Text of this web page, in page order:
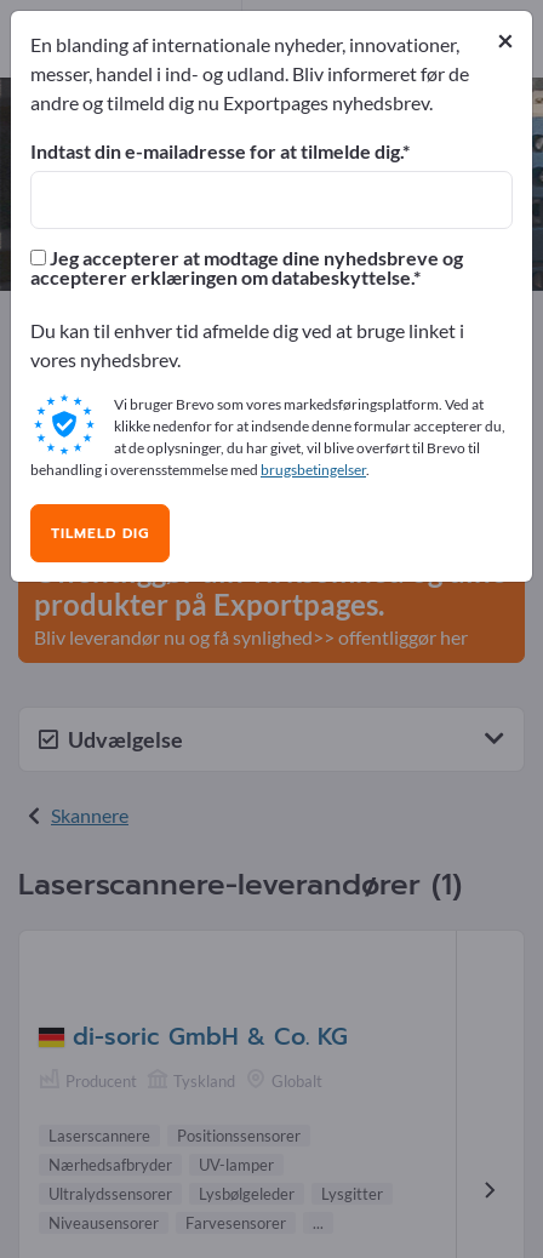
Laserscannere – find producenter
og leverandører
1
1
Exportpages Elektroindustri
Computerhardware
Ydre enheder til datamater
Skannere
Laserscannere
Annoncer gratis på Exportpages!
Behov – Tilbud – Brugte varer – Forretningskontakter >>
start her
Offentliggør din virksomhed og dine
produkter på Exportpages.
Bliv leverandør nu og få synlighed>> offentliggør her
Udvælgelse
Skannere
Laserscannere-leverandører (1)
di-soric GmbH & Co. KG
Producent Tyskland Globalt
Laserscannere
Positionssensorer
Nærhedsafbryder
UV-lamper
Ultralydssensorer
Lysbølgeleder
Lysgitter
Niveausensorer
Farvesensorer ...
×
En blanding af internationale nyheder, innovationer,
messer, handel i ind- og udland. Bliv informeret før de
andre og tilmeld dig nu Exportpages nyhedsbrev.
Indtast din e-mailadresse for at tilmelde dig.
Jeg accepterer at modtage dine nyhedsbreve og
accepterer erklæringen om databeskyttelse.
Du kan til enhver tid afmelde dig ved at bruge linket i
vores nyhedsbrev.
Vi bruger Brevo som vores markedsføringsplatform. Ved at
klikke nedenfor for at indsende denne formular accepterer du,
at de oplysninger, du har givet, vil blive overført til Brevo til
behandling i overensstemmelse med brugsbetingelser.
TILMELD DIG